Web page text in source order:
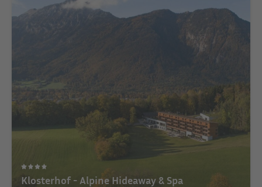
Klosterhof - Alpine Hideaway & Spa